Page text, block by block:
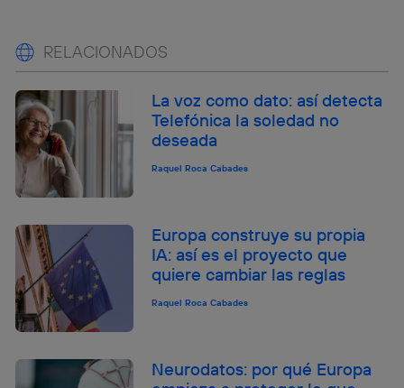
RELACIONADOS
La voz como dato: así detecta
Telefónica la soledad no
deseada
Raquel Roca Cabades
Europa construye su propia
IA: así es el proyecto que
quiere cambiar las reglas
Raquel Roca Cabades
Neurodatos: por qué Europa